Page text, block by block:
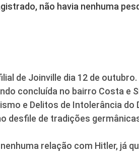
não havia nenhuma
de Joinville dia 12 de
concluída no bairro Costa e
e Delitos de Intolerância do
desfile de tradições
relação com Hitler, já